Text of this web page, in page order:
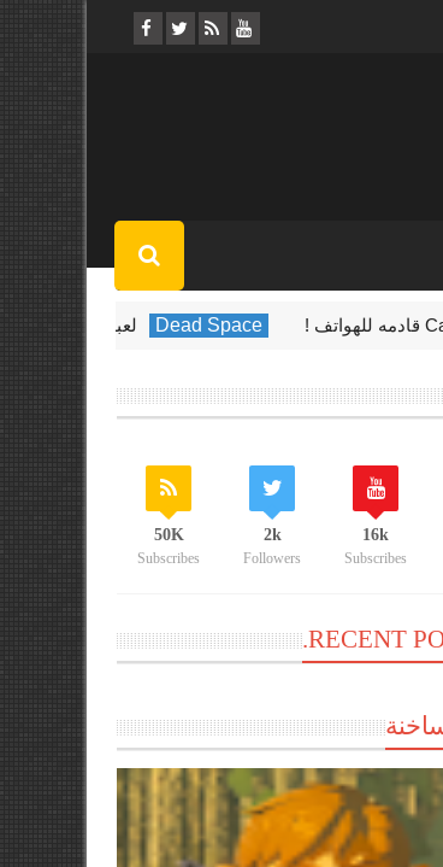
Dead Space لعبه Dead Space الجديده قادمه في أوائل عام 2023
16k
Subscribes
2k
Followers
50K
Subscribes
RECENT